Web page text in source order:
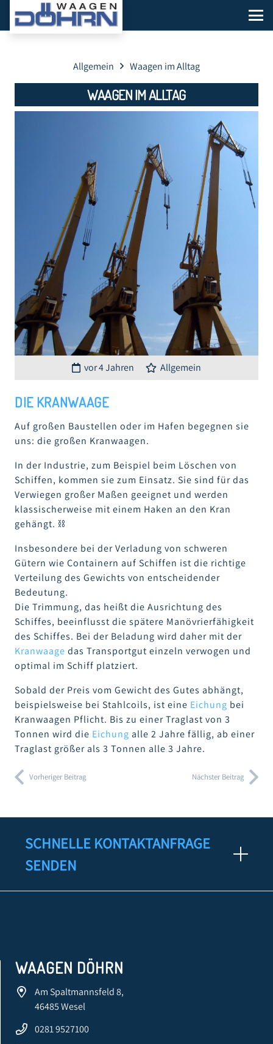
Allgemein Waagen im Alltag
WAAGEN IM ALLTAG
vor 4 Jahren Allgemein
DIE KRANWAAGE
Auf großen Baustellen oder im Hafen begegnen sie
uns: die großen Kranwaagen.
In der Industrie, zum Beispiel beim Löschen von
Schiffen, kommen sie zum Einsatz. Sie sind für das
Verwiegen großer Maßen geeignet und werden
klassischerweise mit einem Haken an den Kran
gehängt. ⛓
Insbesondere bei der Verladung von schweren
Gütern wie Containern auf Schiffen ist die richtige
Verteilung des Gewichts von entscheidender
Bedeutung.
Die Trimmung, das heißt die Ausrichtung des
Schiffes, beeinflusst die spätere Manövrierfähigkeit
des Schiffes. Bei der Beladung wird daher mit der
Kranwaage das Transportgut einzeln verwogen und
optimal im Schiff platziert.
Sobald der Preis vom Gewicht des Gutes abhängt,
beispielsweise bei Stahlcoils, ist eine Eichung bei
Kranwaagen Pflicht. Bis zu einer Traglast von 3
Tonnen wird die Eichung alle 2 Jahre fällig, ab einer
Traglast größer als 3 Tonnen alle 3 Jahre.
Vorheriger Beitrag Nächster Beitrag
SCHNELLE KONTAKTANFRAGE
SENDEN
WAAGEN DÖHRN
Am Spaltmannsfeld 8,
46485 Wesel
0281 9527100